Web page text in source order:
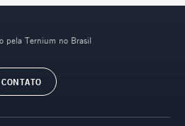
pela Ternium no Brasil
CONTATO